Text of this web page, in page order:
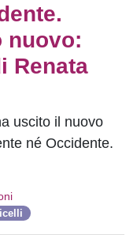
nuovo:
Renata
uscito il nuovo
né Occidente.